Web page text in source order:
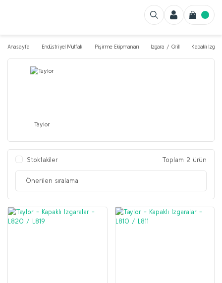
Anasayfa Endüstriyel Mutfak Pişirme Ekipmanları Izgara / Grill Kapaklı
Taylor
Stoktakiler Toplam 2 ürün